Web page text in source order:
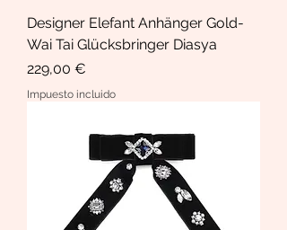
Designer Elefant Anhänger Gold-
Wai Tai Glücksbringer Diasya
Precio
229,00 €
Impuesto incluido